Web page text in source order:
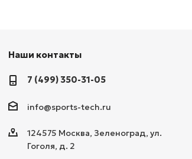
Наши контакты
7 (499) 350-31-05
info@sports-tech.ru
124575 Москва, Зеленоград, ул.
Гоголя, д. 2